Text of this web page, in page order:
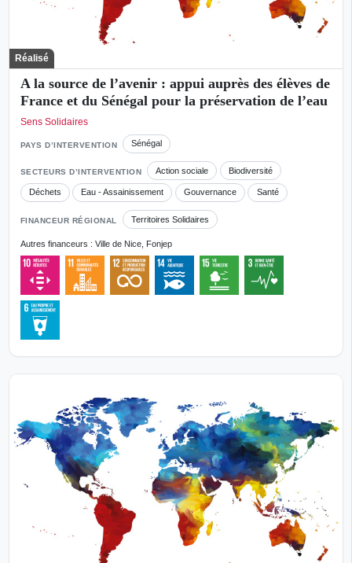
Réalisé
A la source de l’avenir : appui auprès des élèves de
France et du Sénégal pour la préservation de l’eau
Sens Solidaires
PAYS D’INTERVENTION Sénégal
SECTEURS D’INTERVENTION Action sociale Biodiversité
Déchets Eau - Assainissement Gouvernance Santé
FINANCEUR RÉGIONAL Territoires Solidaires
Autres financeurs : Ville de Nice, Fonjep